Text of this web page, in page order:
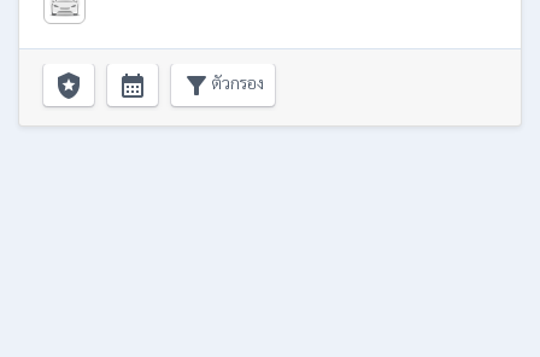
local_police calendar_month filter_alt ตัวกรอง